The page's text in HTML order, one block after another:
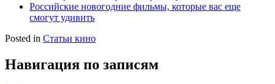
Российские новогодние фильмы, которые вас еще
смогут удивить
Posted in Статьи кино
Навигация по записям